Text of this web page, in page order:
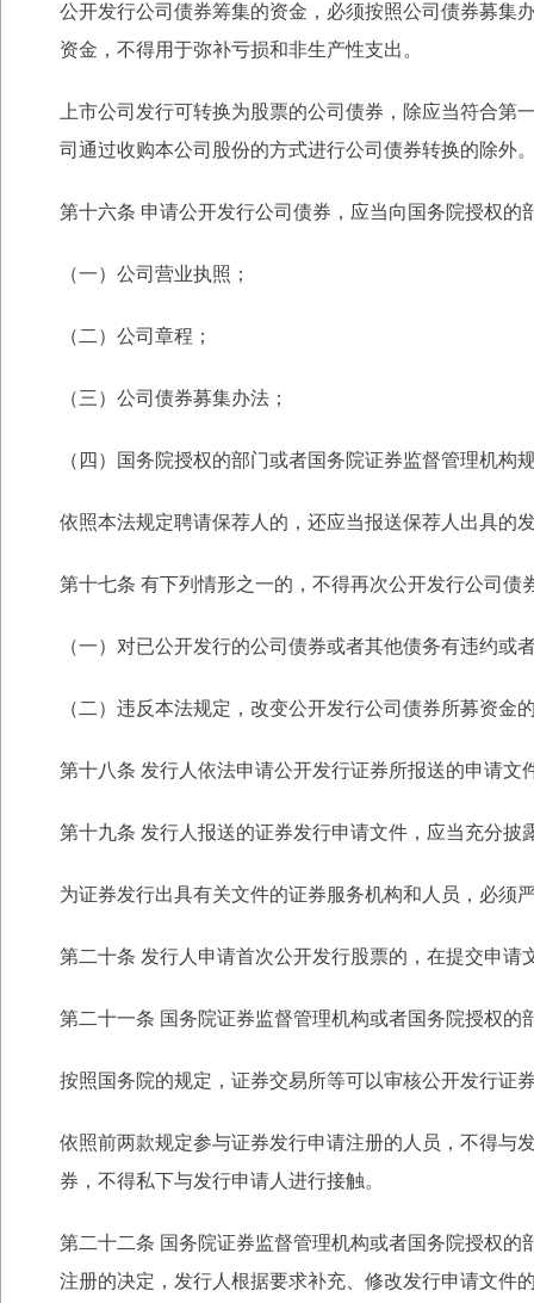
公开发行公司债券筹集的资金，必须按照公司债券募集
资金，不得用于弥补亏损和非生产性支出。
上市公司发行可转换为股票的公司债券，除应当符合
司通过收购本公司股份的方式进行公司债券转换的除外
第十六条 申请公开发行公司债券，应当向国务院授权的
（一）公司营业执照；
（二）公司章程；
（三）公司债券募集办法；
（四）国务院授权的部门或者国务院证券监督管理机构
依照本法规定聘请保荐人的，还应当报送保荐人出具的
第十七条 有下列情形之一的，不得再次公开发行公司债
（一）对已公开发行的公司债券或者其他债务有违约或
（二）违反本法规定，改变公开发行公司债券所募资金
第十八条 发行人依法申请公开发行证券所报送的申请文
第十九条 发行人报送的证券发行申请文件，应当充分
为证券发行出具有关文件的证券服务机构和人员，必须
第二十条 发行人申请首次公开发行股票的，在提交申
第二十一条 国务院证券监督管理机构或者国务院授权
按照国务院的规定，证券交易所等可以审核公开发行证
依照前两款规定参与证券发行申请注册的人员，不得与
券，不得私下与发行申请人进行接触。
第二十二条 国务院证券监督管理机构或者国务院授权
注册的决定，发行人根据要求补充、修改发行申请文件